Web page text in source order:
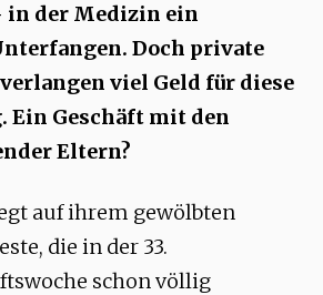
in der Medizin ein
Doch private
viel Geld für diese
Ein Geschäft mit den
Eltern?
auf ihrem gewölbten
die in der 33.
schon völlig